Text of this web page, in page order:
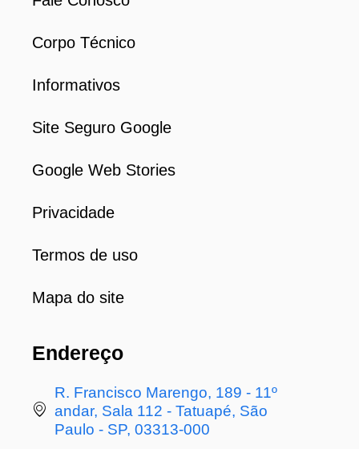
Corpo Técnico
Informativos
Site Seguro Google
Google Web Stories
Privacidade
Termos de uso
Mapa do site
Endereço
R. Francisco Marengo, 189 - 11º
andar, Sala 112 - Tatuapé, São
Paulo - SP, 03313-000